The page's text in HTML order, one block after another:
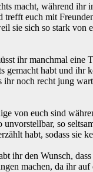
macht, während ihr
trefft euch mit
sie sich so stark von
ihr manchmal eine
gemacht habt und ihr
ihr noch recht jung
von euch sind
so
habt, sodass sie
ihr den Wunsch,
machen, da ihr auf